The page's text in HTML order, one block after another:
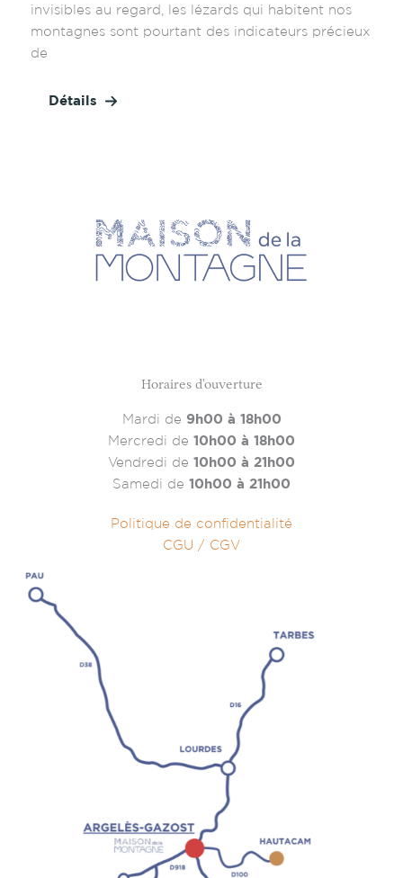
invisibles au regard, les lézards qui habitent nos
montagnes sont pourtant des indicateurs précieux
de
Détails
Horaires d'ouverture
Mardi de 9h00 à 18h00
Mercredi de 10h00 à 18h00
Vendredi de 10h00 à 21h00
Samedi de 10h00 à 21h00
Politique de confidentialité
CGU / CGV